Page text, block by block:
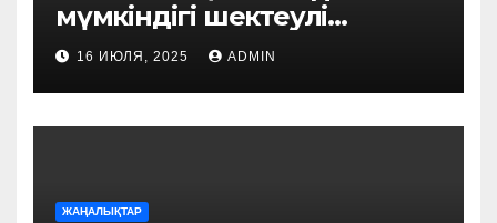
мүмкіндігі шектеулі
азаматтарды әлеуметтік
қолдау шаралары жүйелі
түрде күшейтілуде
16 ИЮЛЯ, 2025 ADMIN
ЖАҢАЛЫҚТАР